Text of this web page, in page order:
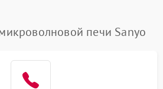
печи Sanyo